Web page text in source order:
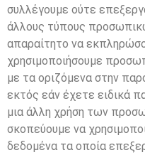
συλλέγουμε ούτε
άλλους τύπους
απαραίτητο να
χρησιμοποιήσουμε
με τα οριζόμενα στην
εκτός εάν έχετε ειδικά
μια άλλη χρήση των
σκοπεύουμε να
δεδομένα τα οποία